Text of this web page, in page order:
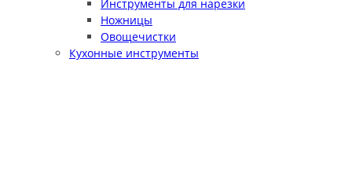
Инструменты для нарезки
Ножницы
Овощечистки
Кухонные инструменты